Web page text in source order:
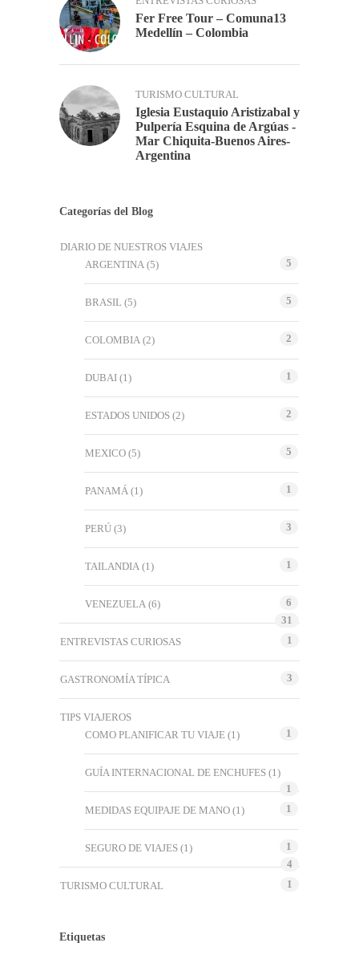
Fer Free Tour – Comuna13
Medellín – Colombia
TURISMO CULTURAL
Iglesia Eustaquio Aristizabal y
Pulpería Esquina de Argúas -
Mar Chiquita-Buenos Aires-
Argentina
Categorías del Blog
DIARIO DE NUESTROS VIAJES
ARGENTINA (5) 5
BRASIL (5) 5
COLOMBIA (2) 2
DUBAI (1) 1
ESTADOS UNIDOS (2) 2
MEXICO (5) 5
PANAMÁ (1) 1
PERÚ (3) 3
TAILANDIA (1) 1
VENEZUELA (6)
6
31
ENTREVISTAS CURIOSAS
1
GASTRONOMÍA TÍPICA 3
TIPS VIAJEROS
COMO PLANIFICAR TU VIAJE (1) 1
GUÍA INTERNACIONAL DE ENCHUFES (1)
1
MEDIDAS EQUIPAJE DE MANO (1) 1
SEGURO DE VIAJES (1)
1
4
TURISMO CULTURAL
1
Etiquetas